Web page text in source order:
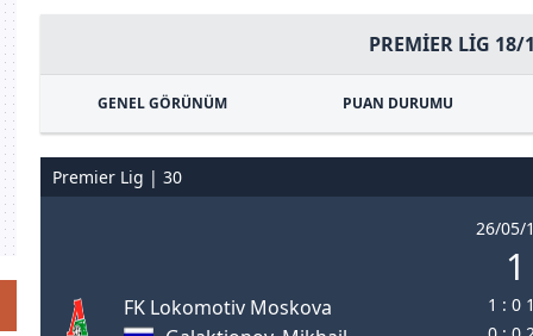
PREMIER LIG 18/
GENEL GÖRÜNÜM PUAN DURUMU
Premier Lig | 30
FK Lokomotiv Moskova
26/05/
1 : 0